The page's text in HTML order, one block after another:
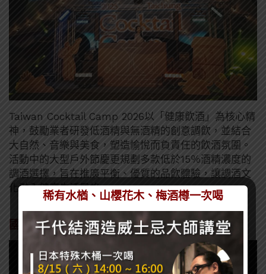
Taiwan Cocktail Camp 2026以「健康飮酒」為核心精
神，鼓勵業者研發低酒精與無酒精的創意調飮，並結合
大自然、音樂與美⻝，塑造愉悅而負責任的飮酒氛圍。
活動中的大型戶外節慶更規劃多款低於15％酒精濃度的
調酒選擇，旨在推廣平衡、優質的品飮體驗，讓調酒文
化融入健康生活風格。
國際媒體聚焦，提升台灣雞尾酒文化能見度
稀有水楢、山櫻花木、梅酒樽一次喝